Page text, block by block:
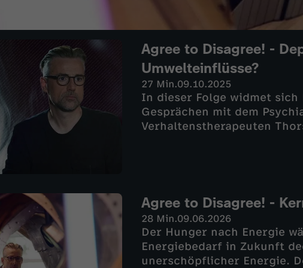
Agree to Disagree! -
Umwelteinflüsse?
27 Min.09.10.2025
In dieser Folge widmet
Gesprächen mit dem
Verhaltenstherapeuten
Agree to Disagree! -
28 Min.09.06.2026
Der Hunger nach Energie
Energiebedarf in Zukunft
unerschöpflicher Energie.